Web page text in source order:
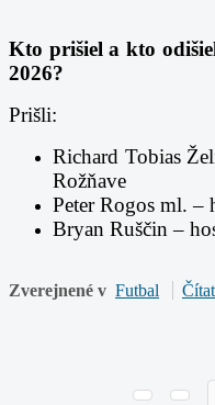
Kto prišiel a kto
2026?
Prišli:
Richard Tobias
Rožňave
Peter Rogos ml.
Bryan Ruščin –
Zverejnené v Futbal